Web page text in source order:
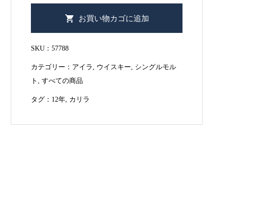
個
お買い物カゴに追加
SKU：57788
カテゴリー： アイラ ウイスキー
シングルモル
ト
,すべての商品
タグ： 12年 カリラ